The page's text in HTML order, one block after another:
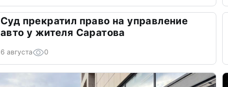
Суд прекратил право на управление
авто у жителя Саратова
6 августа 0